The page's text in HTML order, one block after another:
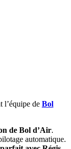
l’équipe de Bol
de Bol d’Air.
automatique.